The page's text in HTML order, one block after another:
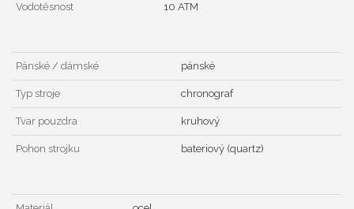
Vodotěsnost 10 ATM
Pánské / dámské pánské
Typ stroje chronograf
Tvar pouzdra kruhový
Pohon strojku bateriový (quartz)